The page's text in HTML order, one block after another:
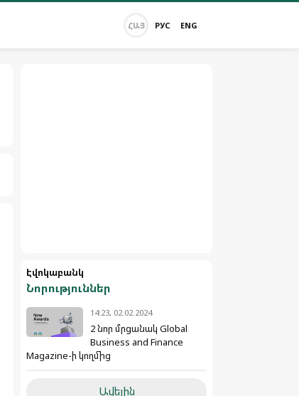
ՀԱՅ РУС ENG
Էվոկաբանկ
Նորություններ
14:23, 02.02.2024
2 նոր մրցանակ Global
Business and Finance
Magazine-ի կողմից
Ավելին